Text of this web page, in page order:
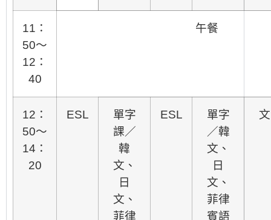
11：
50～
12：
40
午餐
12：
50～
14：
20
ESL
單字
課／
韓
文、
日
文、
菲律
ESL
單字
／韓
文、
日
文、
菲律
賓語